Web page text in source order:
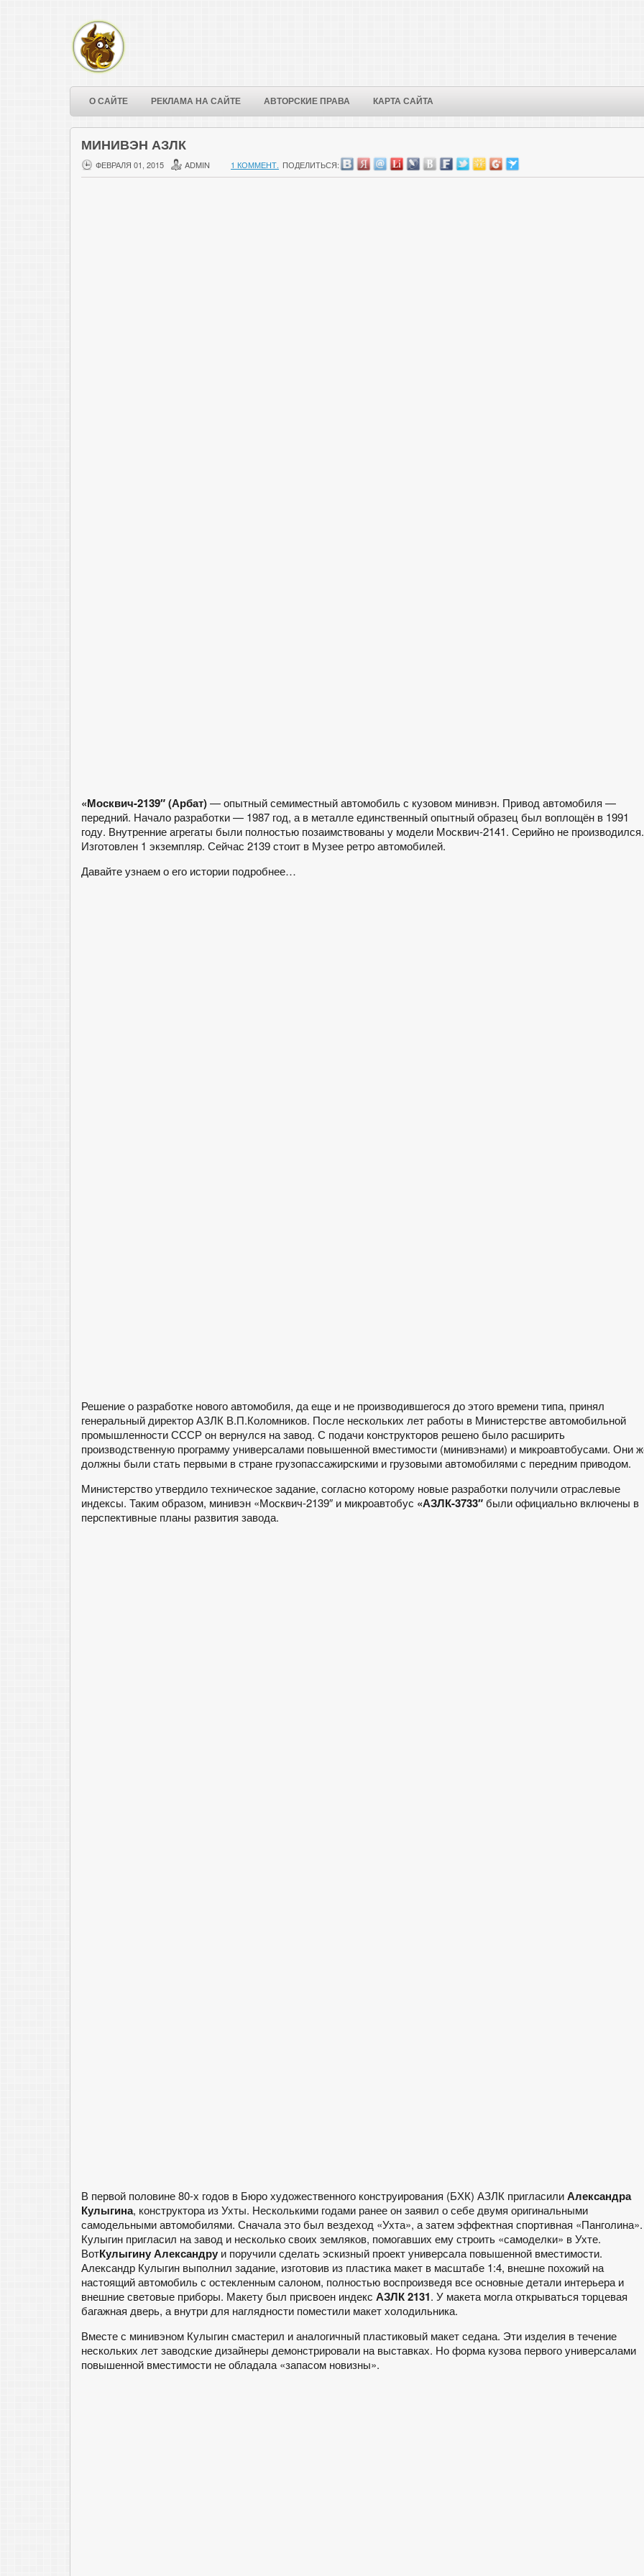
О САЙТЕ РЕКЛАМА НА САЙТЕ АВТОРСКИЕ ПРАВА КАРТА САЙТА
MИНИВЭН АЗЛК
ФЕВРАЛЯ 01, 2015 ADMIN 1 КОММЕНТ. ПОДЕЛИТЬСЯ:
«Москвич-2139″ (Арбат)— опытный семиместный автомобиль с кузовом минивэн. Привод автомобиля —
передний. Начало разработки — 1987 год, а в металле единственный опытный образец был воплощён в 1991
году. Внутренние агрегаты были полностью позаимствованы у модели Москвич-2141. Серийно не производился.
Изготовлен 1 экземпляр. Сейчас 2139 стоит в Музее ретро автомобилей.
Давайте узнаем о его истории подробнее…
Решение о разработке нового автомобиля, да еще и не производившегося до этого времени типа, принял
генеральный директор АЗЛК В.П.Коломников. После нескольких лет работы в Министерстве автомобильной
промышленности СССР он вернулся на завод. С подачи конструкторов решено было расширить
производственную программу универсалами повышенной вместимости (минивэнами) и микроавтобусами. Они
должны были стать первыми в стране грузопассажирскими и грузовыми автомобилями с передним приводом.
Министерство утвердило техническое задание, согласно которому новые разработки получили отраслевые
индексы. Таким образом, минивэн «Москвич-2139″ и микроавтобус «АЗЛК-3733″были официально включены в
перспективные планы развития завода.
В первой половине 80-х годов в Бюро художественного конструирования (БХК) АЗЛК пригласилиАлександра
Кулыгина, конструктора из Ухты. Несколькими годами ранее он заявил о себе двумя оригинальными
самодельными автомобилями. Сначала это был вездеход «Ухта», а затем эффектная спортивная «Панголина».
Кулыгин пригласил на завод и несколько своих земляков, помогавших ему строить «самоделки» в Ухте.
ВотКулыгину Александру и поручили сделать эскизный проект универсала повышенной вместимости.
Александр Кулыгин выполнил задание, изготовив из пластика макет в масштабе 1:4, внешне похожий на
настоящий автомобиль с остекленным салоном, полностью воспроизведя все основные детали интерьера и
внешние световые приборы. Макету был присвоен индекс АЗЛК 2131. У макета могла открываться торцевая
багажная дверь, а внутри для наглядности поместили макет холодильника.
Вместе с минивэном Кулыгин смастерил и аналогичный пластиковый макет седана. Эти изделия в течение
нескольких лет заводские дизайнеры демонстрировали на выставках. Но форма кузова первого универсалами
повышенной вместимости не обладала «запасом новизны».